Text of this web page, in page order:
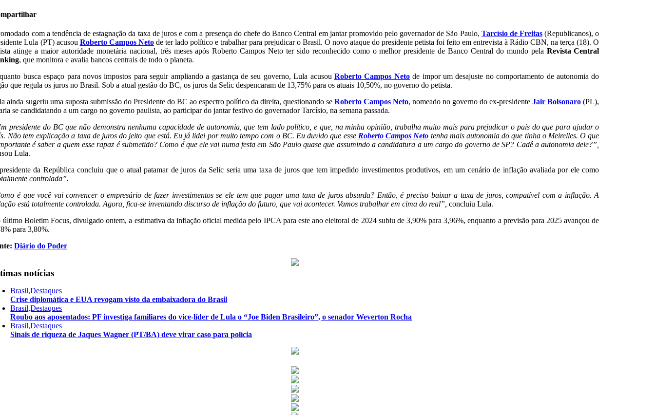
com a tendência de estagnação da taxa de juros e com a presença do chefe do Banco Central em jantar promovido pelo governador de São Paulo, Tarcísio de Freitas (Republicanos), o
Lula (PT) acusou Roberto Campos Netode ter lado político e trabalhar para prejudicar o Brasil. O novo ataque do presidente petista foi feito em entrevista à Rádio CBN, na terça (18). O
atinge a maior autoridade monetária nacional, três meses após Roberto Campos Neto ter sido reconhecido como o melhor presidente de Banco Central do mundo pela Revista Central
, que monitora e avalia bancos centrais de todo o planeta.
busca espaço para novos impostos para seguir ampliando a gastança de seu governo, Lula acusou Roberto Campos Netode impor um desajuste no comportamento de autonomia do
que regula os juros no Brasil. Sob a atual gestão do BC, os juros da Selic despencaram de 13,75% para os atuais 10,50%, no governo do petista.
ainda sugeriu uma suposta submissão do Presidente do BC ao espectro político da direita, questionando seRoberto Campos Neto, nomeado no governo do ex-presidenteJair Bolsonaro (PL),
se candidatando a um cargo no governo paulista, ao participar do jantar festivo do governador Tarcísio, na semana passada.
presidente do BC que não demonstra nenhuma capacidade de autonomia, que tem lado político, e que, na minha opinião, trabalha muito mais para prejudicar o país do que para ajudar o
Não tem explicação a taxa de juros do jeito que está. Eu já lidei por muito tempo com o BC. Eu duvido que esse Roberto Campos Neto tenha mais autonomia do que tinha o Meirelles. O que
é saber a quem esse rapaz é submetido? Como é que ele vai numa festa em São Paulo quase que assumindo a candidatura a um cargo do governo de SP? Cadê a autonomia dele?”,
Lula.
da República concluiu que o atual patamar de juros da Selic seria uma taxa de juros que tem impedido investimentos produtivos, em um cenário de inflação avaliada por ele como
controlada”.
é que você vai convencer o empresário de fazer investimentos se ele tem que pagar uma taxa de juros absurda? Então, é preciso baixar a taxa de juros, compatível com a inflação. A
está totalmente controlada. Agora, fica-se inventando discurso de inflação do futuro, que vai acontecer. Vamos trabalhar em cima do real”, concluiu Lula.
último Boletim Focus, divulgado ontem, a estimativa da inflação oficial medida pelo IPCA para este ano eleitoral de 2024 subiu de 3,90% para 3,96%, enquanto a previsão para 2025 avançou de
para 3,80%.
Diário do Poder
notícias
Brasil,Destaques
Crise diplomática e EUA revogam visto da embaixadora do Brasil
Brasil,Destaques
Roubo aos aposentados: PF investiga familiares do vice-líder de Lula o “Joe Biden Brasileiro”, o senador Weverton Rocha
Brasil,Destaques
Sinais de riqueza de Jaques Wagner (PT/BA) deve virar caso para polícia